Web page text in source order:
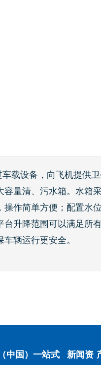
载设备，向飞机提供
容量清、污水箱。水箱
操作简单方便；配置水
台升降范围可以满足所
辆运行更安全。
中国）一站式 新闻资